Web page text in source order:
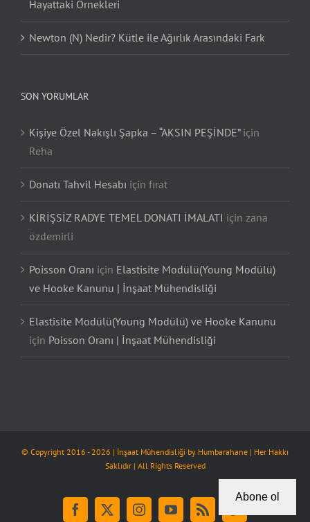
Hayattaki Örnekleri
Newton (N) Nedir? Kütle ile Ağırlık Arasındaki Fark
SON YORUMLAR
Kişiye Özel Nakışlı Şapka – “AKSIN PEŞİNDE”için
Reha
Donatı Tahvil Hesabı için fırat
KİRİŞSİZ RADYE TEMEL DONATI İMALATI için zana
özdemirli
Poisson Oranı için Elastisite Modülü(Young Modülü)
ve Hooke Kanunu | İnşaat Mühendisliği
Elastisite Modülü(Young Modülü) ve Hooke Kanunu
için Poisson Oranı | İnşaat Mühendisliği
© Copyright 2016 - 2026 | İnşaat Mühendisliği by Humbarahane | Her Hakkı
Saklıdır | All Rights Reserved
Facebook
X InstagramYouTubeRss Tiktok
Abone ol